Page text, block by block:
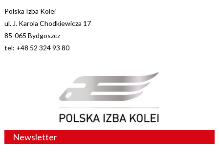
Polska Izba Kolei
ul. J. Karola Chodkiewicza 17
85-065 Bydgoszcz
tel: +48 52 324 93 80
Newsletter